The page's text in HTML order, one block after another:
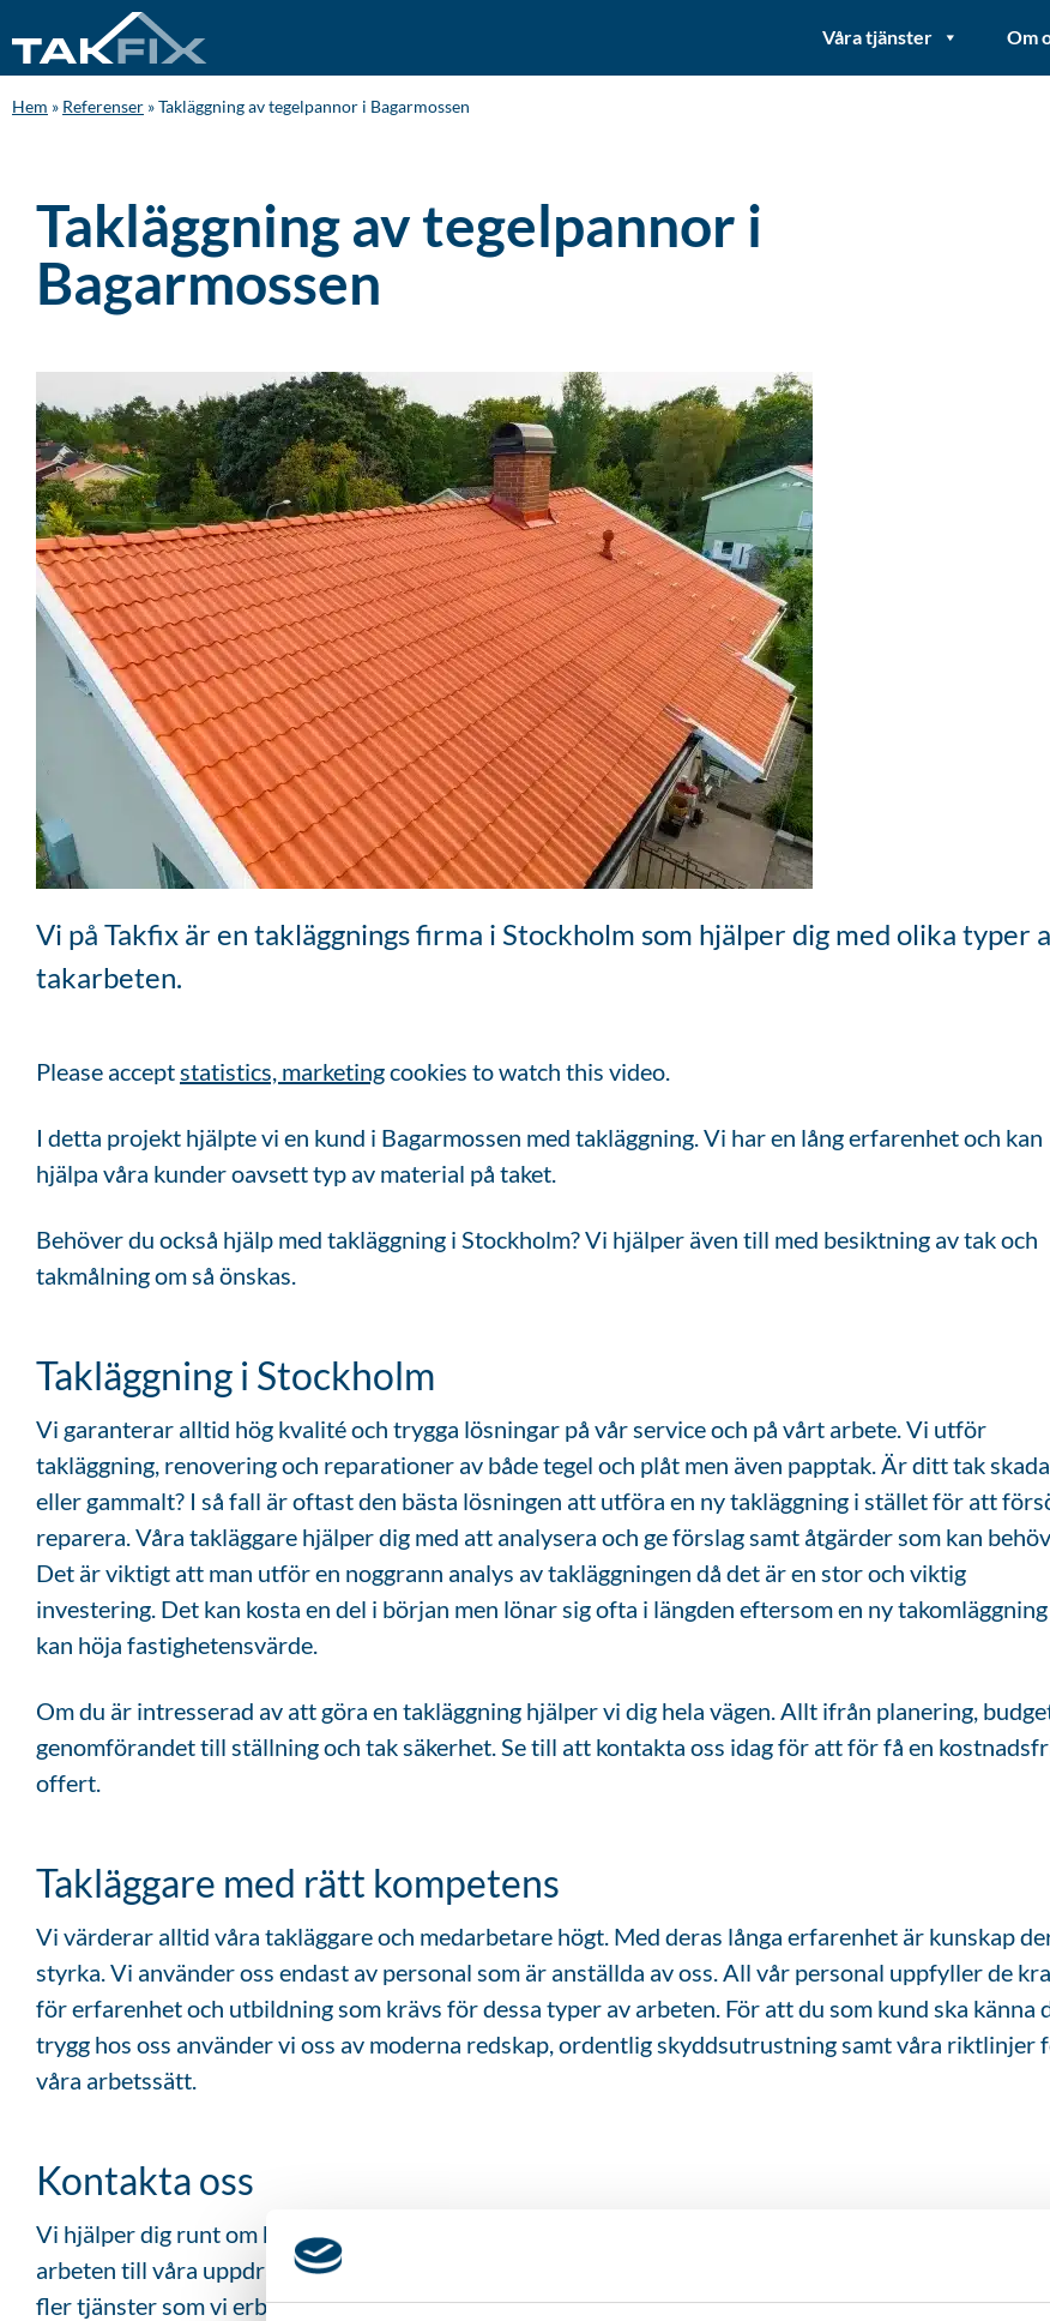
Våra tjänster Om
Hem » Referenser »Takläggning av tegelpannor i Bagarmossen
Takläggning av tegelpannor i
Bagarmossen
Vi på Takfix är en takläggnings firma i Stockholm som hjälper dig med olika typer
takarbeten.
Please acceptstatistics, marketingcookies to watch this video.
I detta projekt hjälpte vi en kund i Bagarmossen med takläggning. Vi har en lång erfarenhet och kan
hjälpa våra kunder oavsett typ av material på taket.
Behöver du också hjälp med takläggning i Stockholm? Vi hjälper även till med besiktning av tak och
takmålning om så önskas.
Takläggning i Stockholm
Vi garanterar alltid hög kvalité och trygga lösningar på vår service och på vårt arbete. Vi utför
takläggning, renovering och reparationer av både tegel och plåt men även papptak. Är ditt tak
eller gammalt? I så fall är oftast den bästa lösningen att utföra en ny takläggning i stället för att
reparera. Våra takläggare hjälper dig med att analysera och ge förslag samt åtgärder som kan
Det är viktigt att man utför en noggrann analys av takläggningen då det är en stor och viktig
investering. Det kan kosta en del i början men lönar sig ofta i längden eftersom en ny takomläggning
kan höja fastighetensvärde.
Om du är intresserad av att göra en takläggning hjälper vi dig hela vägen. Allt ifrån planering,
genomförandet till ställning och tak säkerhet. Se till att kontakta oss idag för att för få en
offert.
Takläggare med rätt kompetens
Vi värderar alltid våra takläggare och medarbetare högt. Med deras långa erfarenhet är kunskap
styrka. Vi använder oss endast av personal som är anställda av oss. All vår personal uppfyller de
för erfarenhet och utbildning som krävs för dessa typer av arbeten. För att du som kund ska känna
trygg hos oss använder vi oss av moderna redskap, ordentlig skyddsutrustning samt våra riktlinjer
våra arbetssätt.
Kontakta oss
Vi hjälper dig runt om hela Stor-Stockholm med takarbeten. Vi håller alltid hög standard på alla våra
arbeten till våra uppdragsgivare. Om du behöver hjälp med något annat takrelaterad så kan du hitta
fler tjänster som vi erbjuder på vår webbsida.